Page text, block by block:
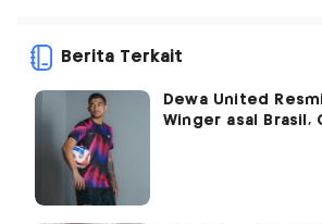
Berita Terkait
Dewa United
Winger asal Brasil,